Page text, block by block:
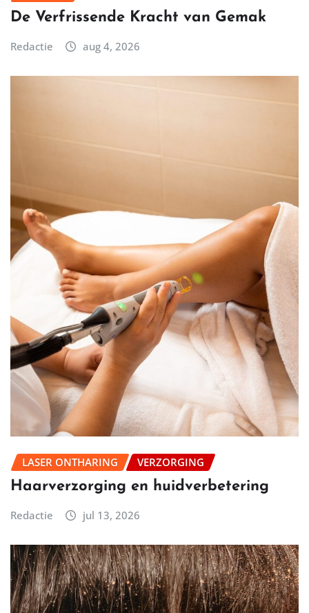
De Verfrissende Kracht van Gemak
Redactie aug 4, 2026
LASER ONTHARING VERZORGING
Haarverzorging en huidverbetering
Redactie jul 13, 2026